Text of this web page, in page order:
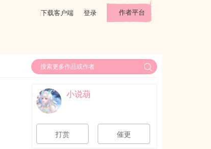
下载客户端 登录 作者平台
小说葫
打赏 催更